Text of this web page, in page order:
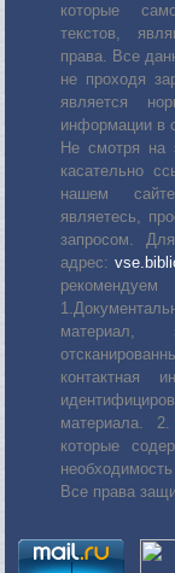
которые
текстов,
права. Все
не проходя
является
информации в
Не смотря на
касательно
нашем
являетесь,
запросом.
адрес:
материал,
контактная
материала.
которые
необходимость
Все права